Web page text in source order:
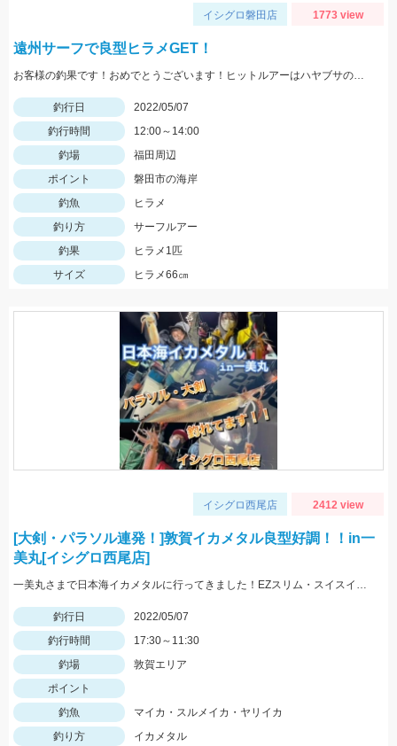
イシグロ磐田店 1773 view
遠州サーフで良型ヒラメGET！
お客様の釣果です！おめでとうございます！ヒットルアーはハヤブサのジャックアイマキマキ30gのアカキンにて。
釣行日
2022/05/07
釣行時間
12:00～14:00
釣場
福田周辺
ポイント
磐田市の海岸
釣魚
ヒラメ
釣り方
サーフルアー
釣果
ヒラメ1匹
サイズ
ヒラメ66㎝
イシグロ西尾店 2412 view
[大剣・パラソル連発！]敦賀イカメタル良型好調！！in一
美丸[イシグロ西尾店]
一美丸さまで日本海イカメタルに行ってきました！EZスリム・スイスイドロッパーで大剣・パラソルマイカ＆良型ヤリイカGET！
釣行日
2022/05/07
釣行時間
17:30～11:30
釣場
敦賀エリア
ポイント
釣魚
マイカ・スルメイカ・ヤリイカ
釣り方
イカメタル